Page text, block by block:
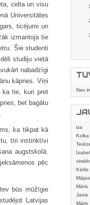
celta un visu
Universitātes
ticējumi un
izmantoja tie
Šie studenti
studiju vietā
nabadzīgi
kāpnes. Viņi
ka tie, kuri pret
bet bagātu
ka tikpat kā
tīri instinktīvi
augstskolā.
pēc
būs mūžīgie
Latvijas
Nav
iza
Kolka
Kārlis
Māris
Janis
Māris